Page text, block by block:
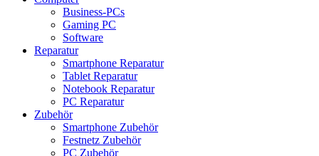
Business-PCs
Gaming PC
Software
Reparatur
Smartphone Reparatur
Tablet Reparatur
Notebook Reparatur
PC Reparatur
Zubehör
Smartphone Zubehör
Festnetz Zubehör
PC Zubehör